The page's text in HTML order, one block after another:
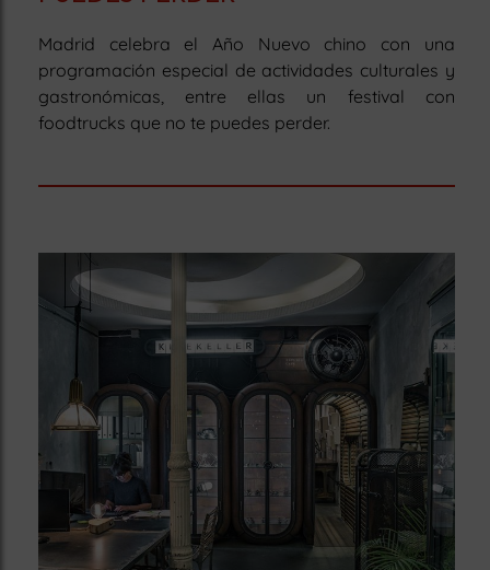
Madrid celebra el Año Nuevo chino con una
programación especial de actividades culturales y
gastronómicas, entre ellas un festival con
foodtrucks que no te puedes perder.